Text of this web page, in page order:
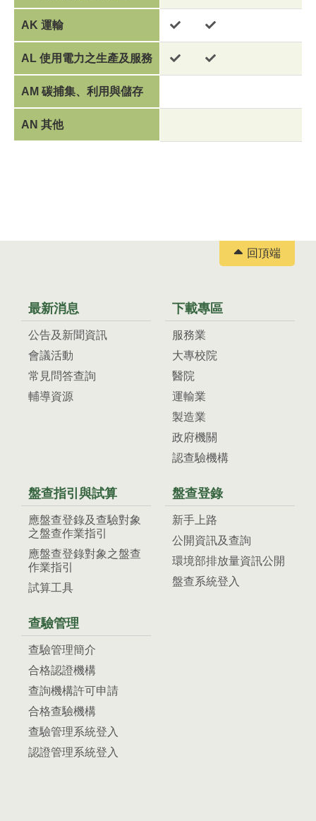
AK 運輸
AL 使用電力之生產及服務
AM 碳捕集、利用與儲存
AN 其他
最新消息
公告及新聞資訊
會議活動
常見問答查詢
輔導資源
下載專區
服務業
大專校院
醫院
運輸業
製造業
政府機關
認查驗機構
盤查指引與試算
應盤查登錄及查驗對象
之盤查作業指引
應盤查登錄對象之盤查
作業指引
試算工具
盤查登錄
新手上路
公開資訊及查詢
環境部排放量資訊公開
盤查系統登入
查驗管理
查驗管理簡介
合格認證機構
查詢機構許可申請
合格查驗機構
查驗管理系統登入
認證管理系統登入
回頂端